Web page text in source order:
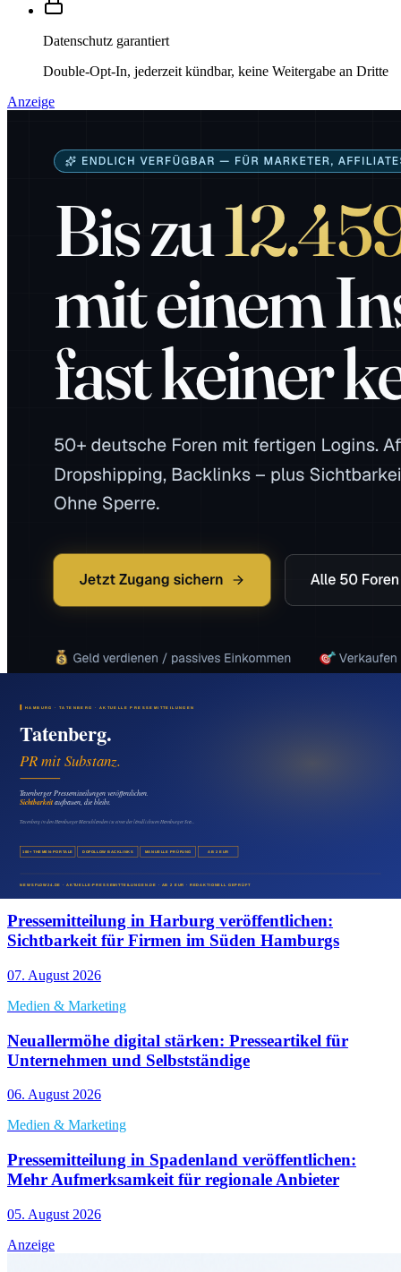
Datenschutz garantiert
Double-Opt-In, jederzeit kündbar, keine Weitergabe an Dritte
Anzeige
Das könnte Sie auch interessieren
Medien & Marketing
Neuland als Standort nutzen: Mit Pressemitteilungen
lokale Unternehmen stärken
08. August 2026
Medien & Marketing
Pressemitteilung in Harburg veröffentlichen:
Sichtbarkeit für Firmen im Süden Hamburgs
07. August 2026
Medien & Marketing
Neuallermöhe digital stärken: Presseartikel für
Unternehmen und Selbstständige
06. August 2026
Medien & Marketing
Pressemitteilung in Spadenland veröffentlichen:
Mehr Aufmerksamkeit für regionale Anbieter
05. August 2026
Anzeige